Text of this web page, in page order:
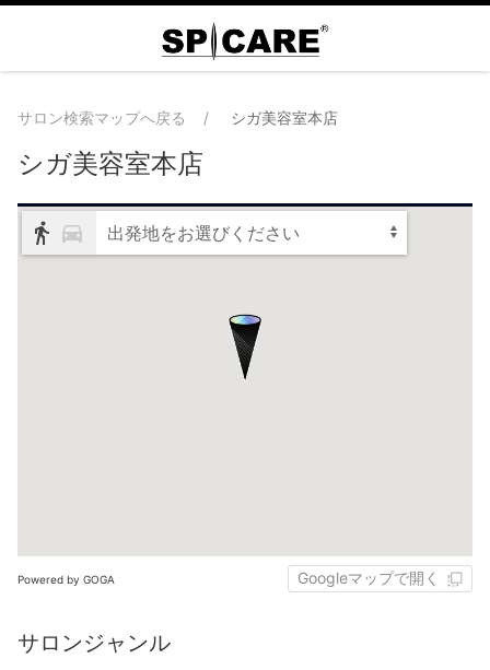
サロン検索マップへ戻る シガ美容室本店
シガ美容室本店
出発地をお選びください
Powered by GOGA Googleマップで開く
サロンジャンル